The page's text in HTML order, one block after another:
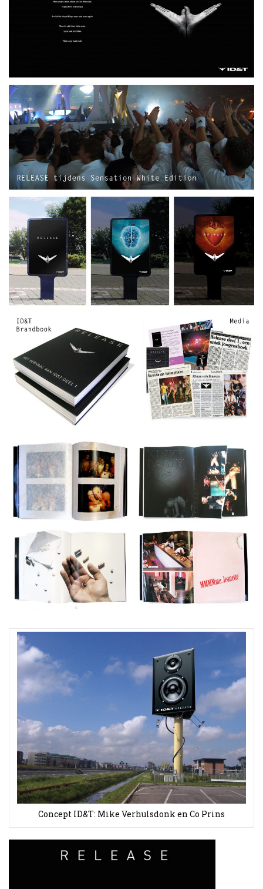
Concept ID&T: Mike Verhulsdonk en Co Prins